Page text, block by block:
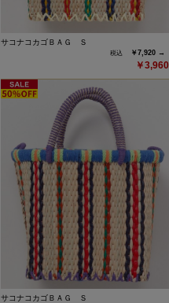
サコナコカゴＢＡＧ Ｓ
￥7,920 →
￥3,960
サコナコカゴＢＡＧ Ｓ